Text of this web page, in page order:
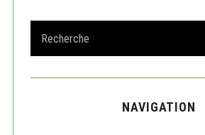
a
r
NAVIGATION